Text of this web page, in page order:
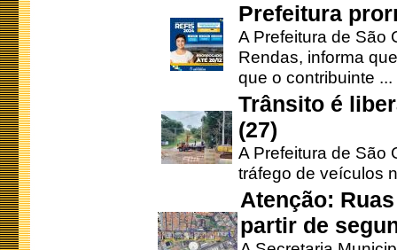
Prefeitura
A Prefeitura de São
Rendas, informa
que o contribuinte ...
Trânsito é
(27)
A Prefeitura de São
tráfego de veículos
Atenção:
partir de